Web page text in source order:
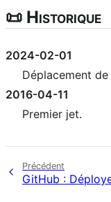
📜 Historique
2024-02-01
Déplacement
2016-04-11
Premier jet.
Précédent
GitHub :